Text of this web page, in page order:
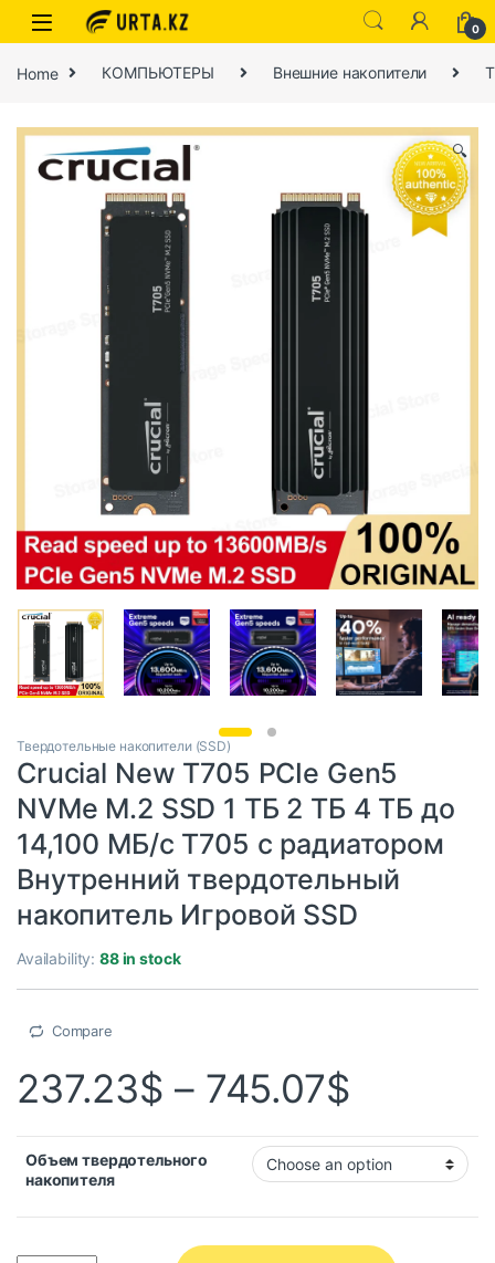
0
Home КОМПЬЮТЕРЫ Внешние накопители
🔍
Твердотельные накопители (SSD)
Crucial New T705 PCIe Gen5
NVMe M.2 SSD 1 ТБ 2 ТБ 4 ТБ до
14,100 МБ/с T705 с радиатором
Внутренний твердотельный
накопитель Игровой SSD
Availability:88 in stock
Compare
237.23$ – 745.07$
Объем твердотельного
накопителя